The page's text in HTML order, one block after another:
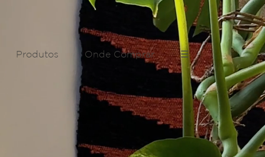
Produtos Onde Comprar ☰